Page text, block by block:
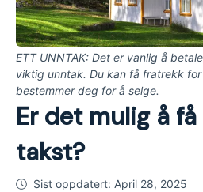
ETT UNNTAK: Det er vanlig å
viktig unntak. Du kan få fratrekk
bestemmer deg for å selge.
Er det mulig å
takst?
Sist oppdatert: April 28, 2025